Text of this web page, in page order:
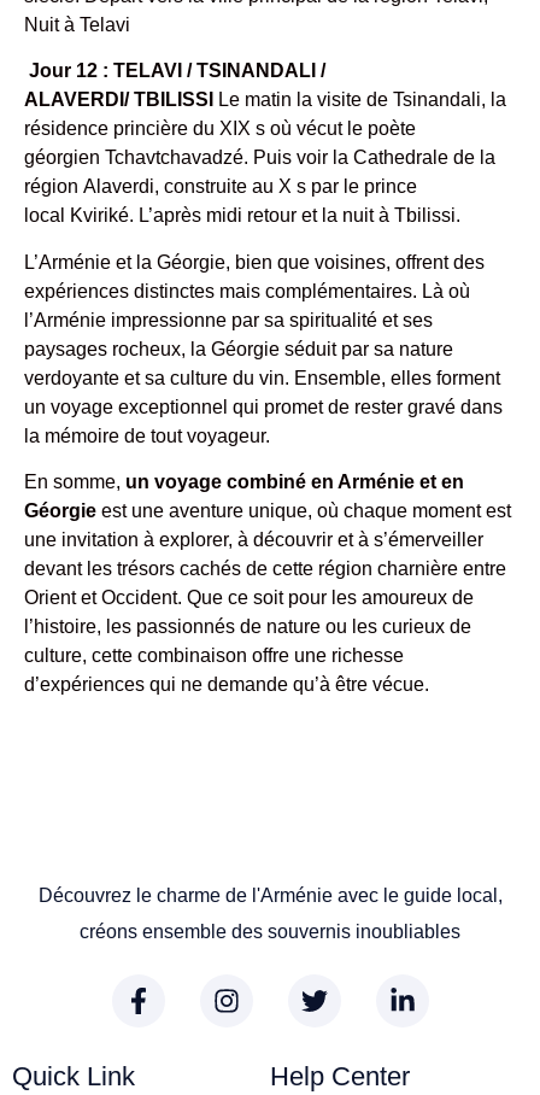
Nuit à Telavi
Jour 12 : TELAVI / TSINANDALI /
ALAVERDI/ TBILISSI
Le matin la visite de Tsinandali, la
résidence princière du XIX s où vécut le poète
géorgien Tchavtchavadzé. Puis voir la Cathedrale de la
région Alaverdi, construite au X s par le prince
local Kviriké. L’après midi retour et la nuit à Tbilissi.
L’Arménie et la Géorgie, bien que voisines, offrent des
expériences distinctes mais complémentaires. Là où
l’Arménie impressionne par sa spiritualité et ses
paysages rocheux, la Géorgie séduit par sa nature
verdoyante et sa culture du vin. Ensemble, elles forment
un voyage exceptionnel qui promet de rester gravé dans
la mémoire de tout voyageur.
En somme, un voyage combiné en Arménie et en
Géorgie est une aventure unique, où chaque moment est
une invitation à explorer, à découvrir et à s’émerveiller
devant les trésors cachés de cette région charnière entre
Orient et Occident. Que ce soit pour les amoureux de
l’histoire, les passionnés de nature ou les curieux de
culture, cette combinaison offre une richesse
d’expériences qui ne demande qu’à être vécue.
Découvrez le charme de l'Arménie avec le guide local,
créons ensemble des souvernis inoubliables
Quick Link Help Center